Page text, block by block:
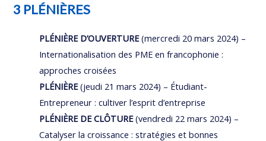
3 PLÉNIÈRES
PLÉNIÈRE D’OUVERTURE(mercredi 20 mars 2024) –
Internationalisation des PME en francophonie :
approches croisées
PLÉNIÈRE(jeudi 21 mars 2024) – Étudiant-
Entrepreneur : cultiver l’esprit d’entreprise
PLÉNIÈRE DE CLÔTURE(vendredi 22 mars 2024) –
Catalyser la croissance : stratégies et bonnes